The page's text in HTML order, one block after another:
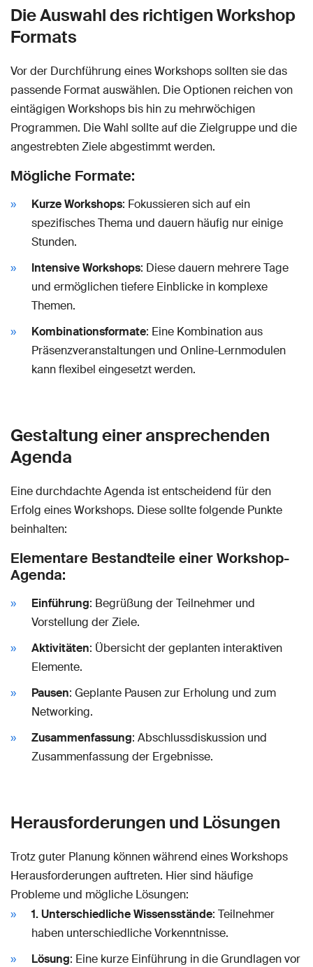
Die Auswahl des richtigen Workshop
Formats
Vor der Durchführung eines Workshops sollten sie das
passende Format auswählen. Die Optionen reichen von
eintägigen Workshops bis hin zu mehrwöchigen
Programmen. Die Wahl sollte auf die Zielgruppe und die
angestrebten Ziele abgestimmt werden.
Mögliche Formate:
Kurze Workshops: Fokussieren sich auf ein
spezifisches Thema und dauern häufig nur einige
Stunden.
Intensive Workshops: Diese dauern mehrere Tage
und ermöglichen tiefere Einblicke in komplexe
Themen.
Kombinationsformate: Eine Kombination aus
Präsenzveranstaltungen und Online-Lernmodulen
kann flexibel eingesetzt werden.
Gestaltung einer ansprechenden
Agenda
Eine durchdachte Agenda ist entscheidend für den
Erfolg eines Workshops. Diese sollte folgende Punkte
beinhalten:
Elementare Bestandteile einer Workshop-
Agenda:
Einführung: Begrüßung der Teilnehmer und
Vorstellung der Ziele.
Aktivitäten: Übersicht der geplanten interaktiven
Elemente.
Pausen: Geplante Pausen zur Erholung und zum
Networking.
Zusammenfassung: Abschlussdiskussion und
Zusammenfassung der Ergebnisse.
Herausforderungen und Lösungen
Trotz guter Planung können während eines Workshops
Herausforderungen auftreten. Hier sind häufige
Probleme und mögliche Lösungen:
1. Unterschiedliche Wissensstände: Teilnehmer
haben unterschiedliche Vorkenntnisse.
Lösung: Eine kurze Einführung in die Grundlagen vor